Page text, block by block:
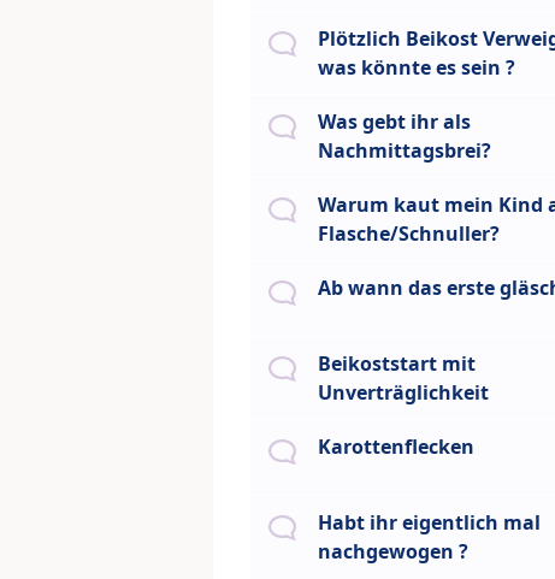
Plötzlich Beikost
was könnte es sein ?
Was gebt ihr als
Nachmittagsbrei?
Warum kaut mein Kind
Flasche/Schnuller?
Ab wann das erste
Beikoststart mit
Unverträglichkeit
Karottenflecken
Habt ihr eigentlich mal
nachgewogen ?